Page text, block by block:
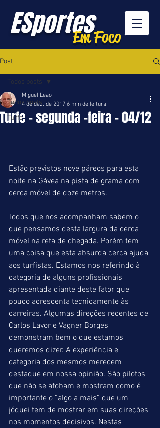
ESportesEm Foco
Post
Todos posts
Turfe
Todos posts
Turfe - segunda -feira - 04/12
Miguel Leão
4 de dez. de 2017 6 min de leitura
Estão previstos nove páreos para esta
noite na Gávea na pista de grama com
cerca móvel de doze metros.
Todos que nos acompanham sabem o
que pensamos desta largura da cerca
móvel na reta de chegada. Porém tem
uma coisa que esta absurda cerca ajuda
aos turfistas. Estamos nos referindo à
categoria de alguns profissionais
apresentada diante deste fator que
pouco acrescenta tecnicamente às
carreiras. Algumas direções recentes de
Carlos Lavor e Vagner Borges
demonstram bem o que estamos
queremos dizer. A experiência e
categoria dos mesmos merecem
destaque em nossa opinião. São pilotos
que não se afobam e mostram como é
importante o “algo a mais” que um
jóquei tem de mostrar em suas direções
nos momentos decisivos. Nestas